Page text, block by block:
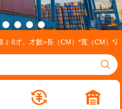
8才。才數=長（CM）*寬（CM）*